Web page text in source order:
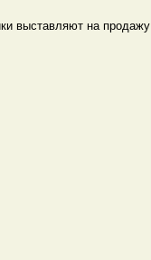
выставляют на продажу